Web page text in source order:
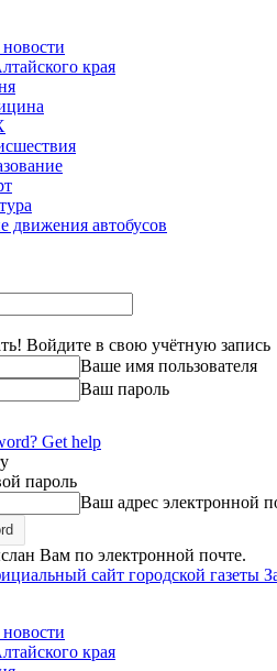
края
движения автобусов
Войдите в свою учётную запись
Ваше имя пользователя
Ваш пароль
Get help
пароль
Ваш адрес электронной
Вам по электронной почте.
сайт городской газеты
края